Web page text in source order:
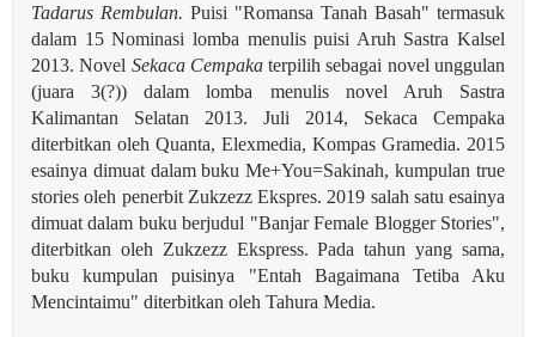
Tadarus Rembulan. Puisi "Romansa Tanah Basah" termasuk
dalam 15 Nominasi lomba menulis puisi Aruh Sastra Kalsel
2013. Novel Sekaca Cempakaterpilih sebagai novel unggulan
(juara 3(?)) dalam lomba menulis novel Aruh Sastra
Kalimantan Selatan 2013. Juli 2014, Sekaca Cempaka
diterbitkan oleh Quanta, Elexmedia, Kompas Gramedia. 2015
esainya dimuat dalam buku Me+You=Sakinah, kumpulan true
stories oleh penerbit Zukzezz Ekspres. 2019 salah satu esainya
dimuat dalam buku berjudul "Banjar Female Blogger Stories",
diterbitkan oleh Zukzezz Ekspress. Pada tahun yang sama,
buku kumpulan puisinya "Entah Bagaimana Tetiba Aku
Mencintaimu" diterbitkan oleh Tahura Media.